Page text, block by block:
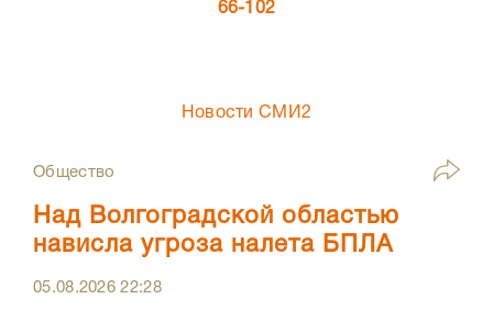
66-102
Новости СМИ2
Общество
Над Волгоградской областью
нависла угроза налета БПЛА
05.08.202622:28